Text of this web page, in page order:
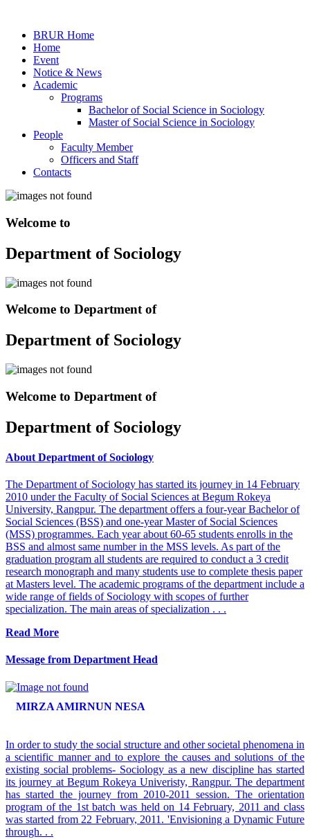
BRUR Home
Home
Event
Notice & News
Academic
Programs
Bachelor of Social Science in Sociology
Master of Social Science in Sociology
People
Faculty Member
Officers and Staff
Contacts
Welcome to
Department of Sociology
Welcome to Department of
Department of Sociology
Welcome to Department of
Department of Sociology
About Department of Sociology
The Department of Sociology has started its journey in 14 February
2010 under the Faculty of Social Sciences at Begum Rokeya
University, Rangpur. The department offers a four-year Bachelor of
Social Sciences (BSS) and one-year Master of Social Sciences
(MSS) programmes. Each year about 60-65 students enrolls in the
BSS and almost same number in the MSS levels. As part of the
graduation program all students are required to conduct a 3 credit
research monograph and many students use to complete thesis paper
at Masters level. The academic programs of the department include a
wide range of fields of Sociology with scopes of further
specialization. The main areas of specialization . . .
Read More
Message from Department Head
MIRZA AMIRNUN NESA
In order to study the social structure and other societal phenomena in
a scientific manner and to explore the causes and solutions of the
existing social problems- Sociology as a new discipline has started
its journey at Begum Rokeya Univeristy, Rangpur. The department
has started the journey from 2010-2011 session. The orientation
program of the 1st batch was held on 14 February, 2011 and class
was started from 22 February, 2011. 'Envisioning a Dynamic Future
through. . .